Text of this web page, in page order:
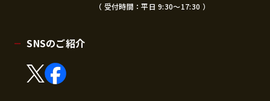
（ 受付時間：平日 9:30〜17:30 ）
SNSのご紹介